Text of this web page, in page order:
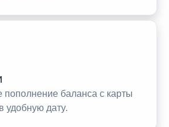
пополнение баланса с карты
удобную дату.